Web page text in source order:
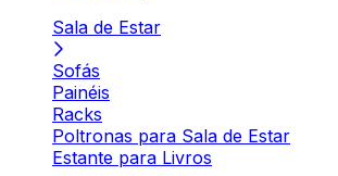
Sala de Estar
Sofás
Painéis
Racks
Poltronas para Sala de Estar
Estante para Livros